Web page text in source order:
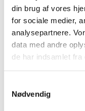
din brug af vores
for sociale medier,
analysepartnere.
data med andre
de har indsamlet fra
Nødvendig
Nødvendige
brugbar ved at
såsom side-
hjemmesiden.
uden disse cookies.